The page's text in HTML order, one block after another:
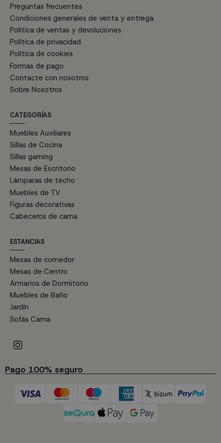
Preguntas frecuentes
Condiciones generales de venta y entrega
Política de ventas y devoluciones
Política de privacidad
Política de cookies
Formas de pago
Contacte con nosotros
Sobre Nosotros
CATEGORÍAS
Muebles Auxiliares
Sillas de Cocina
Sillas gaming
Mesas de Escritorio
Lámparas de techo
Muebles de TV
Figuras decorativas
Cabeceros de cama
ESTANCIAS
Mesas de comedor
Mesas de Centro
Armarios de Dormitorio
Muebles de Baño
Jardín
Sofás Cama
Pago 100% seguro